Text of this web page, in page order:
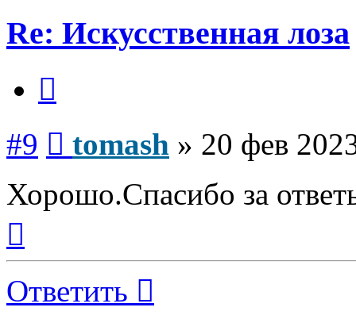
Re: Искусственная лоза
#9 tomash » 20 фев
Хорошо.Спасибо за
началу
Ответить